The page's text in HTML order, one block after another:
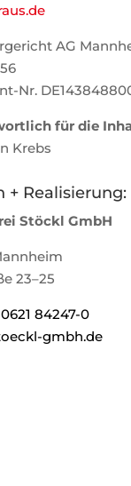
AG
Nr.
für die
Krebs
+ Realisierung:
Stöckl GmbH
23–25
84247-0
gmbh.de